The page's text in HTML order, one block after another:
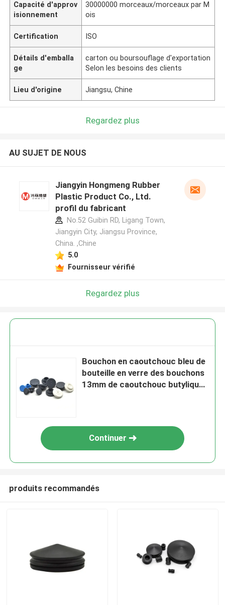
Capacité d'approv
isionnement
30000000 morceaux/morceaux par M
ois
Certification ISO
Détails d'emballa
ge
carton ou boursouflage d'exportation
Selon les besoins des clients
Lieu d'origine Jiangsu, Chine
Regardez plus
AU SUJET DE NOUS
Jiangyin Hongmeng Rubber
Plastic Product Co., Ltd.
profil du fabricant
No.52 Guibin RD, Ligang Town,
Jiangyin City, Jiangsu Province,
China. ,Chine
5.0
Fournisseur vérifié
Regardez plus
Bouchon en caoutchouc bleu de
bouteille en verre des bouchons
13mm de caoutchouc butylique
Continuer
produits recommandés